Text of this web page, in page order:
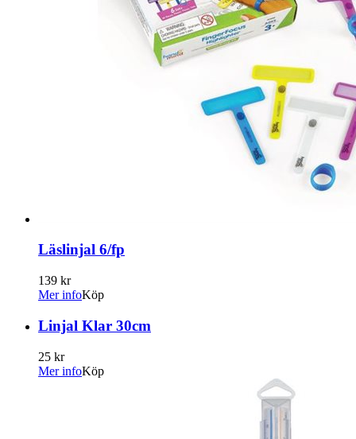
Läslinjal 6/fp
139 kr
Mer infoKöp
Linjal Klar 30cm
25 kr
Mer infoKöp